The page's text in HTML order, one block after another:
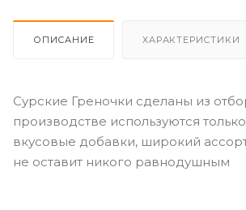
ОПИСАНИЕ ХАРАКТЕРИСТИКИ
Сурские Греночки сделаны из
производстве используются
вкусовые добавки, широкий
не оставит никого равнодушным